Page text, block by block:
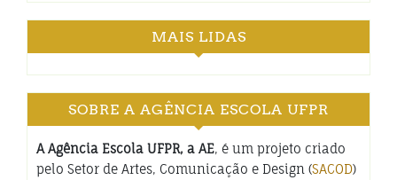
MAIS LIDAS
SOBRE A AGÊNCIA ESCOLA UFPR
A Agência Escola UFPR, a AE, é um projeto criado
pelo Setor de Artes, Comunicação e Design (SACOD)